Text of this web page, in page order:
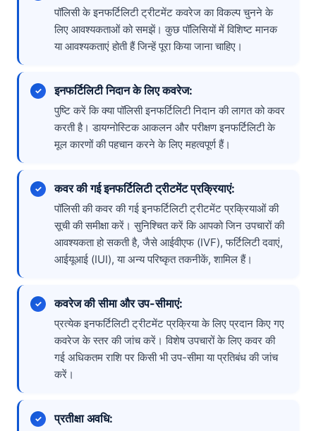
पॉलिसी के इनफर्टिलिटी ट्रीटमेंट कवरेज का विकल्प चुनने के
लिए आवश्यकताओं को समझें। कुछ पॉलिसियों में विशिष्ट मानक
या आवश्यकताएं होती हैं जिन्हें पूरा किया जाना चाहिए।
इनफर्टिलिटी निदान के लिए कवरेज:
पुष्टि करें कि क्या पॉलिसी इनफर्टिलिटी निदान की लागत को कवर
करती है। डायग्नोस्टिक आकलन और परीक्षण इनफर्टिलिटी के
मूल कारणों की पहचान करने के लिए महत्वपूर्ण हैं।
कवर की गई इनफर्टिलिटी ट्रीटमेंट प्रक्रियाएं:
पॉलिसी की कवर की गई इनफर्टिलिटी ट्रीटमेंट प्रक्रियाओं की
सूची की समीक्षा करें। सुनिश्चित करें कि आपको जिन उपचारों की
आवश्यकता हो सकती है, जैसे आईवीएफ (IVF), फर्टिलिटी दवाएं,
आईयूआई (IUI), या अन्य परिष्कृत तकनीकें, शामिल हैं।
कवरेज की सीमा और उप-सीमाएं:
प्रत्येक इनफर्टिलिटी ट्रीटमेंट प्रक्रिया के लिए प्रदान किए गए
कवरेज के स्तर की जांच करें। विशेष उपचारों के लिए कवर की
गई अधिकतम राशि पर किसी भी उप-सीमा या प्रतिबंध की जांच
करें।
प्रतीक्षा अवधि: